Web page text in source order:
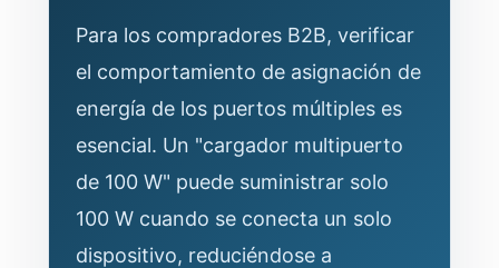
Para los compradores B2B, verificar
el comportamiento de asignación de
energía de los puertos múltiples es
esencial. Un "cargador multipuerto
de 100 W" puede suministrar solo
100 W cuando se conecta un solo
dispositivo, reduciéndose a